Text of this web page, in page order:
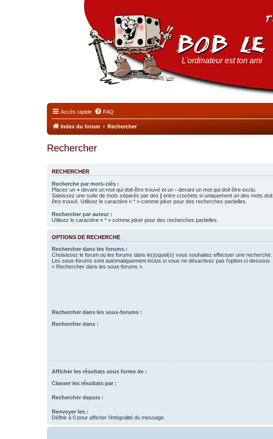
L'ordinateur est ton ami
Accès rapide FAQ
Index du forum Rechercher
Rechercher
RECHERCHER
Recherche par mots-clés :
Placez un + devant un mot qui doit être trouvé et un - devant un mot qui doit être exclu.
Saisissez une suite de mots séparés par des | entre crochets si uniquement un des mots doit
être trouvé. Utilisez le caractère « * » comme joker pour des recherches partielles.
Rechercher par auteur :
Utilisez le caractère « * » comme joker pour des recherches partielles.
OPTIONS DE RECHERCHE
Rechercher dans les forums :
Choisissez le forum ou les forums dans le(s)quel(s) vous souhaitez effectuer une recherche.
Les sous-forums sont automatiquement inclus si vous ne désactivez pas l’option ci-dessous
« Rechercher dans les sous-forums ».
Rechercher dans les sous-forums :
Rechercher dans :
Afficher les résultats sous forme de :
Classer les résultats par :
Rechercher depuis :
Renvoyer les :
Définir à 0 pour afficher l’intégralité du message.